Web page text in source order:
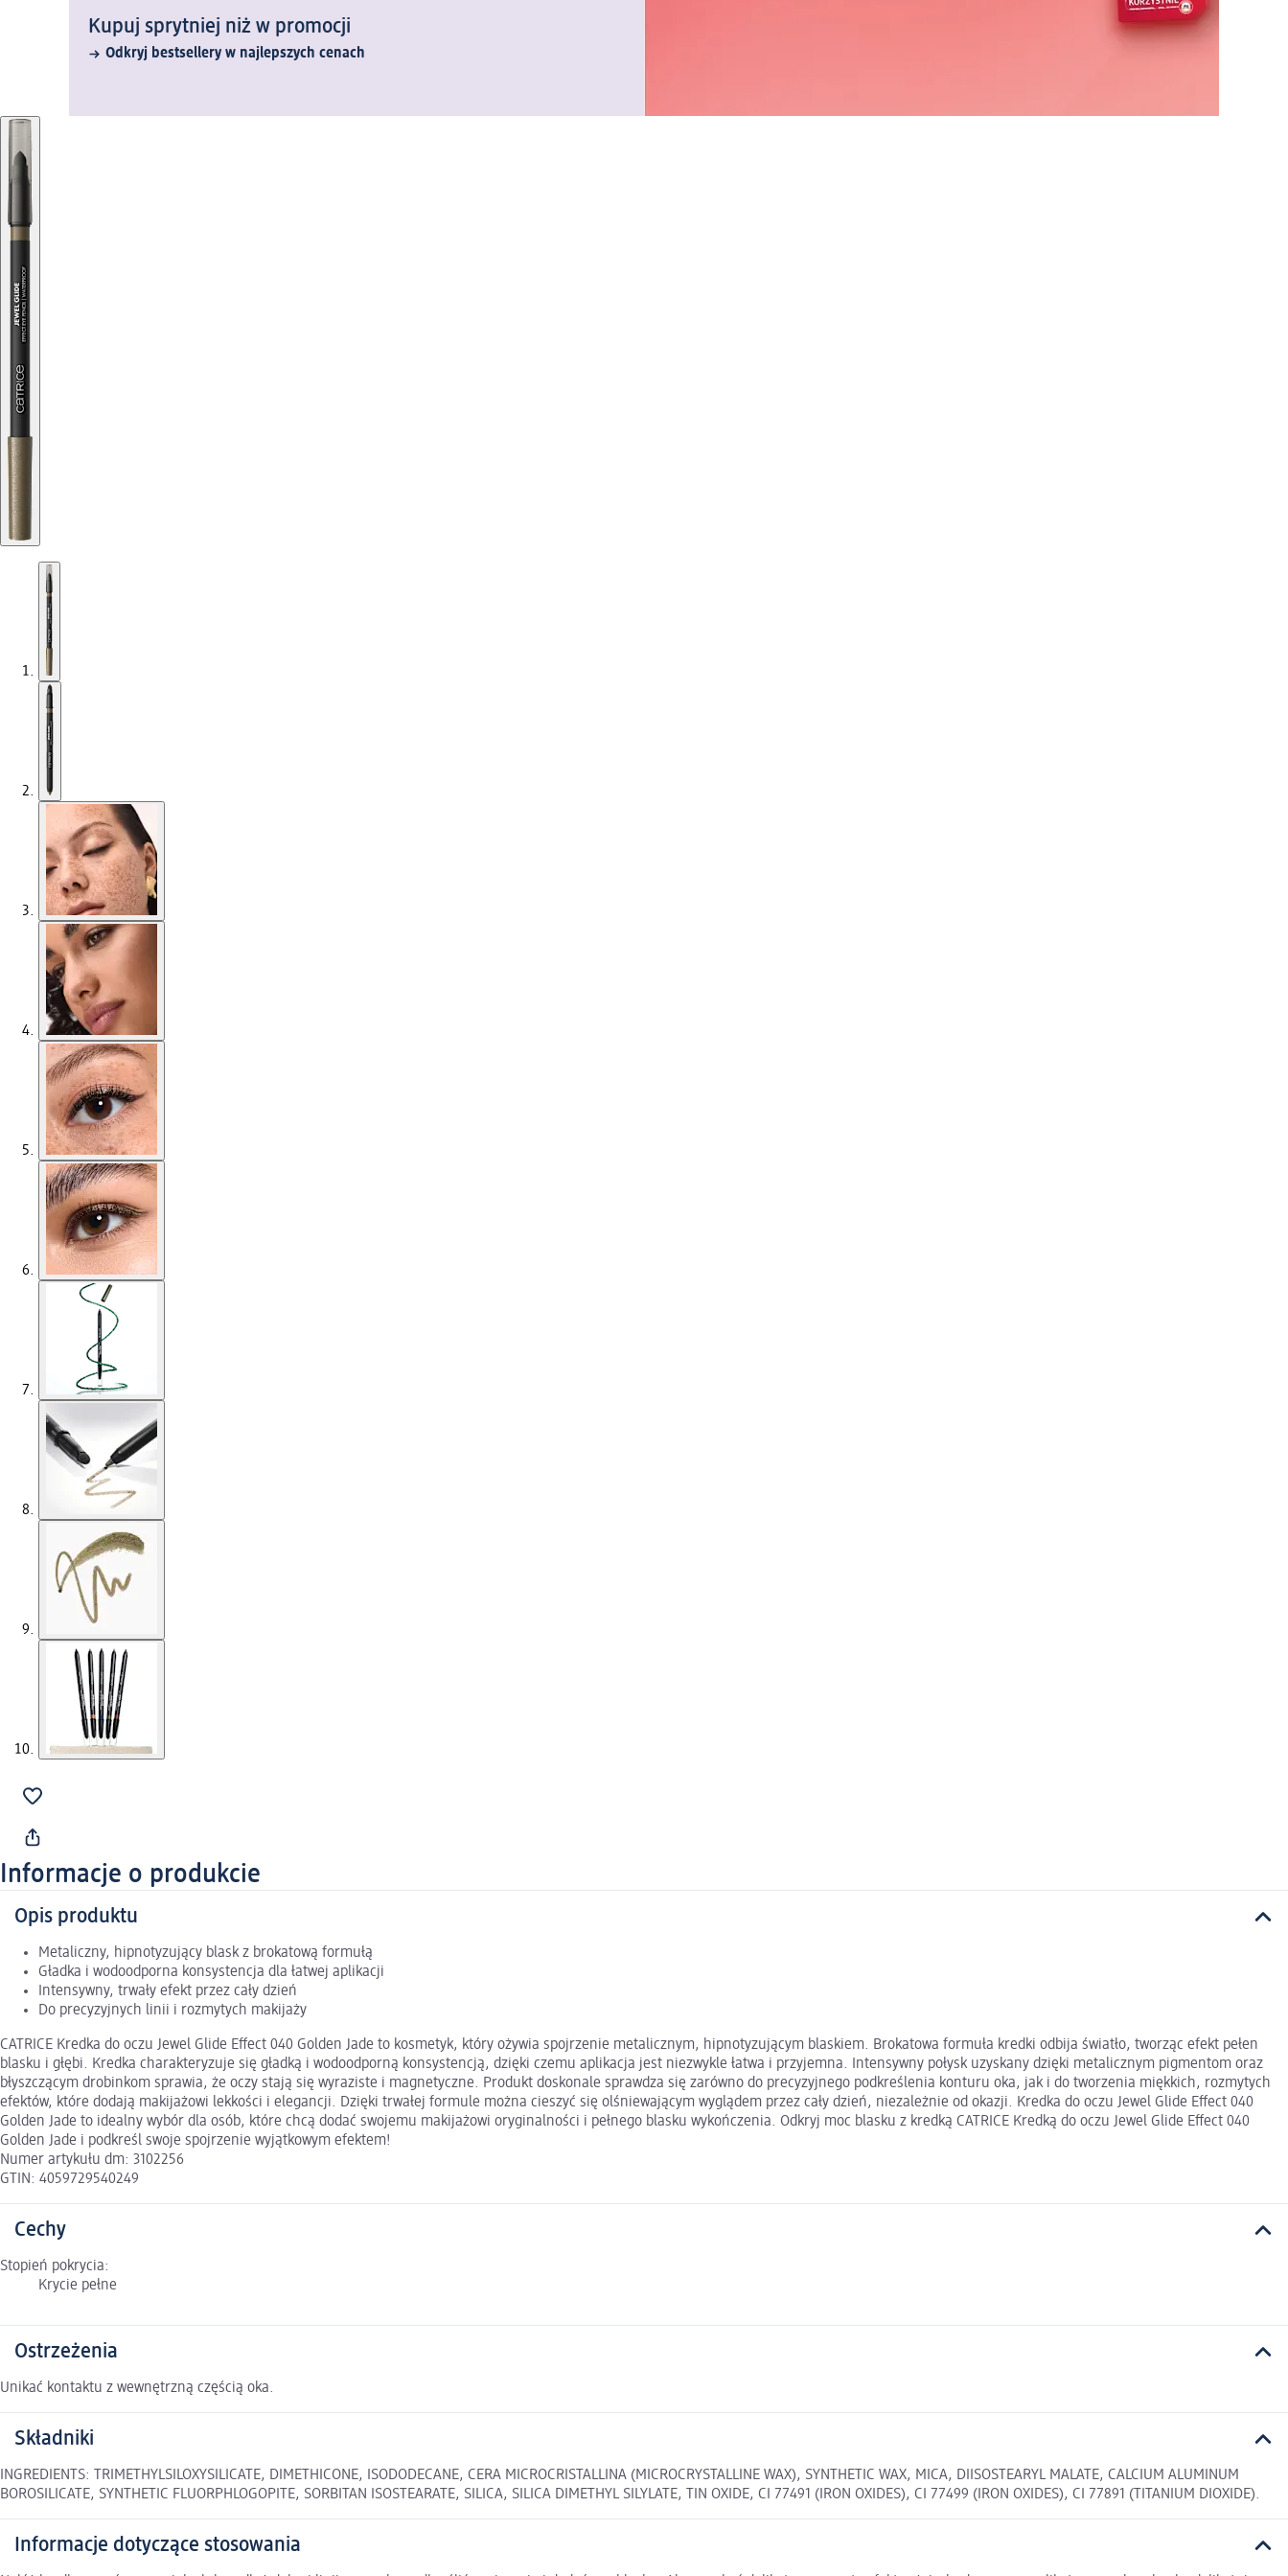
Kupuj sprytniej niż w promocji
Odkryj bestsellery w najlepszych cenach
Informacje o produkcie
Opis produktu
Metaliczny, hipnotyzujący blask z brokatową formułą
Gładka i wodoodporna konsystencja dla łatwej aplikacji
Intensywny, trwały efekt przez cały dzień
Do precyzyjnych linii i rozmytych makijaży
CATRICE Kredka do oczu Jewel Glide Effect 040 Golden Jade to kosmetyk, który ożywia spojrzenie metalicznym, hipnotyzującym blaskiem. Brokatowa formuła kredki odbija światło, tworząc efekt pełen
blasku i głębi. Kredka charakteryzuje się gładką i wodoodporną konsystencją, dzięki czemu aplikacja jest niezwykle łatwa i przyjemna. Intensywny połysk uzyskany dzięki metalicznym pigmentom oraz
błyszczącym drobinkom sprawia, że oczy stają się wyraziste i magnetyczne. Produkt doskonale sprawdza się zarówno do precyzyjnego podkreślenia konturu oka, jak i do tworzenia miękkich, rozmytych
efektów, które dodają makijażowi lekkości i elegancji. Dzięki trwałej formule można cieszyć się olśniewającym wyglądem przez cały dzień, niezależnie od okazji. Kredka do oczu Jewel Glide Effect 040
Golden Jade to idealny wybór dla osób, które chcą dodać swojemu makijażowi oryginalności i pełnego blasku wykończenia. Odkryj moc blasku z kredką CATRICE Kredką do oczu Jewel Glide Effect 040
Golden Jade i podkreśl swoje spojrzenie wyjątkowym efektem!
Numer artykułu dm: 3102256
GTIN: 4059729540249
Cechy
Stopień pokrycia:
Krycie pełne
Ostrzeżenia
Unikać kontaktu z wewnętrzną częścią oka.
Składniki
INGREDIENTS: TRIMETHYLSILOXYSILICATE, DIMETHICONE, ISODODECANE, CERA MICROCRISTALLINA (MICROCRYSTALLINE WAX), SYNTHETIC WAX, MICA, DIISOSTEARYL MALATE, CALCIUM ALUMINUM
BOROSILICATE, SYNTHETIC FLUORPHLOGOPITE, SORBITAN ISOSTEARATE, SILICA, SILICA DIMETHYL SILYLATE, TIN OXIDE, CI 77491 (IRON OXIDES), CI 77499 (IRON OXIDES), CI 77891 (TITANIUM DIOXIDE).
Informacje dotyczące stosowania